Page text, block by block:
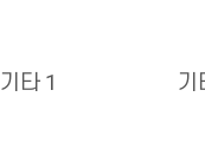
기타 1 기